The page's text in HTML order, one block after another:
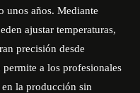
unos años. Mediante
ajustar temperaturas,
precisión desde
a los profesionales
en la producción sin